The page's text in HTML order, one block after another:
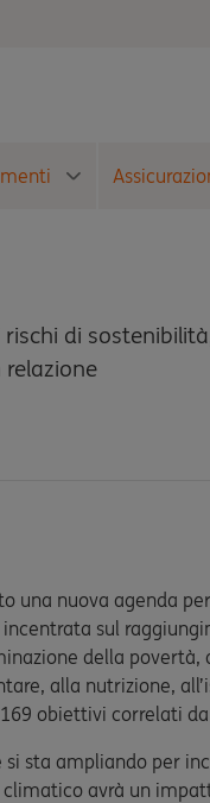
di
una nuova agenda
sul
della
alla nutrizione,
obiettivi correlati
sta ampliando per
avrà un